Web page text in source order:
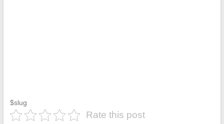
$slug
Rate this post